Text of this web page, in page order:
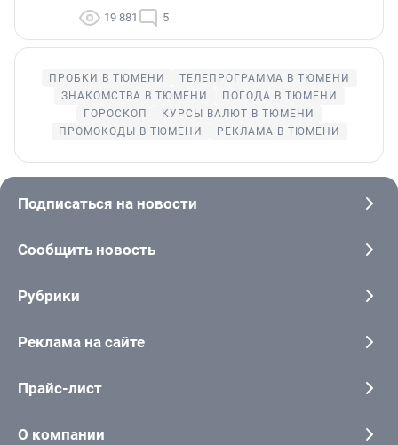
19 881 5
ПРОБКИ В ТЮМЕНИ
ТЕЛЕПРОГРАММА В ТЮМЕНИ
ЗНАКОМСТВА В ТЮМЕНИ
ПОГОДА В ТЮМЕНИ
ГОРОСКОП
КУРСЫ ВАЛЮТ В ТЮМЕНИ
ПРОМОКОДЫ В ТЮМЕНИ
РЕКЛАМА В ТЮМЕНИ
Подписаться на новости
Сообщить новость
Рубрики
Реклама на сайте
Прайс-лист
О компании